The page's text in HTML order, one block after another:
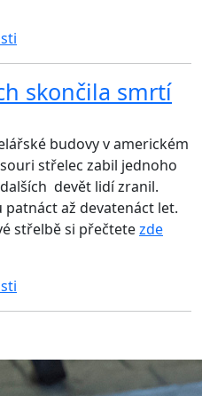
skončila smrtí
budovy v americkém
střelec zabil jednoho
devět lidí zranil.
patnáct až devatenáct let.
střelbě si přečtetezde